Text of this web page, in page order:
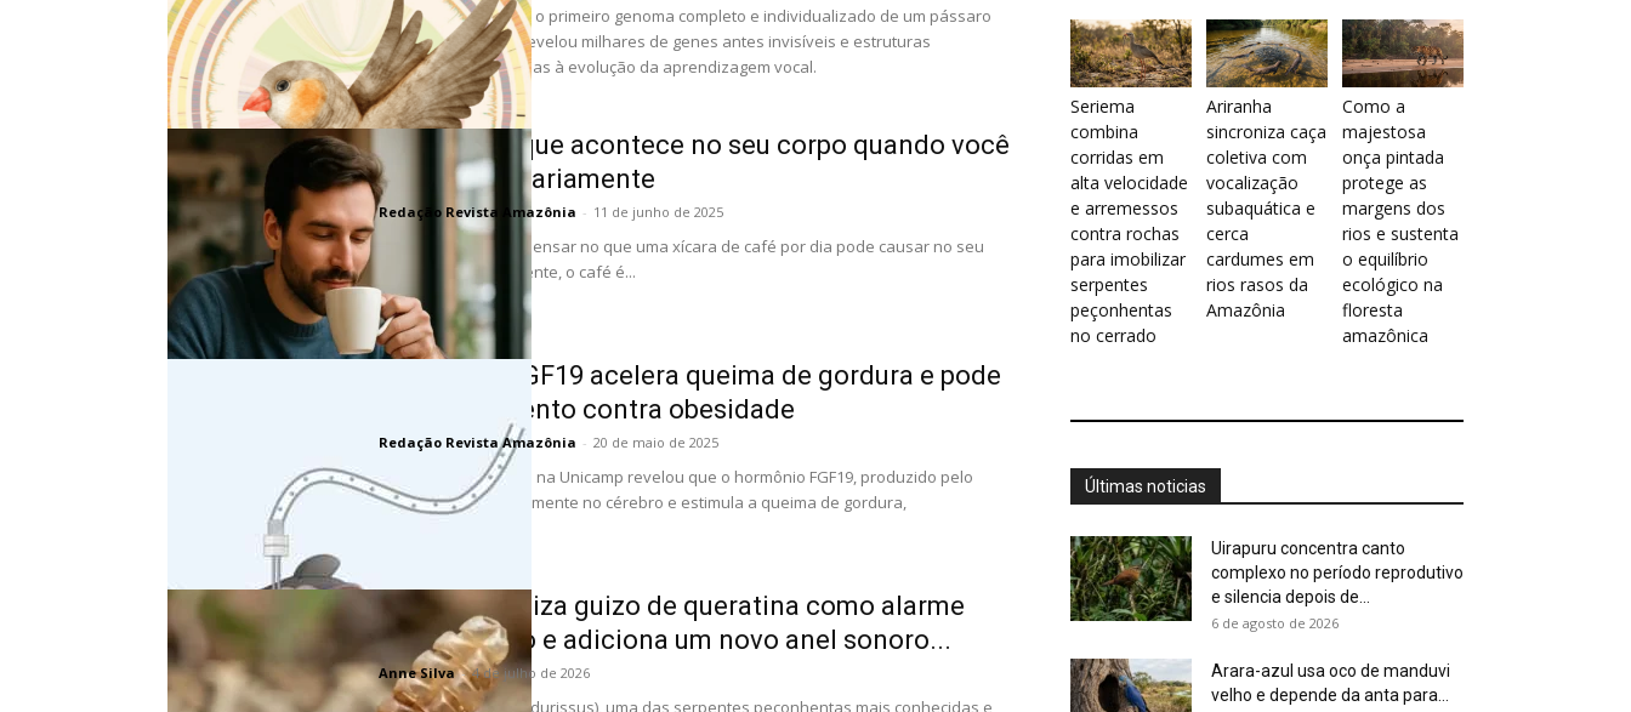
Cientistas montaram o primeiro genoma completo e individualizado de um pássaro
canoro. O trabalho revelou milhares de genes antes invisíveis e estruturas
cromossômicas ligadas à evolução da aprendizagem vocal.
Descubra o que acontece no seu corpo quando você
toma café diariamente
Redação Revista Amazônia - 11 de junho de 2025
Você já parou para pensar no que uma xícara de café por dia pode causar no seu
corpo? Para muita gente, o café é...
Hormônio FGF19 acelera queima de gordura e pode
virar tratamento contra obesidade
Redação Revista Amazônia - 20 de maio de 2025
Um estudo realizado na Unicamp revelou que o hormônio FGF19, produzido pelo
intestino, atua diretamente no cérebro e estimula a queima de gordura,
Cascavel utiliza guizo de queratina como alarme
aposemático e adiciona um novo anel sonoro...
Anne Silva - 4 de julho de 2026
A cascavel (Crotalus durissus), uma das serpentes peçonhentas mais conhecidas e
Seriema
combina
corridas em
alta velocidade
e arremessos
contra rochas
para imobilizar
serpentes
peçonhentas
no cerrado
Ariranha
sincroniza caça
coletiva com
vocalização
subaquática e
cerca
cardumes em
rios rasos da
Amazônia
Como a
majestosa
onça pintada
protege as
margens dos
rios e sustenta
o equilíbrio
ecológico na
floresta
amazônica
Últimas noticias
Uirapuru concentra canto
complexo no período reprodutivo
e silencia depois de...
6 de agosto de 2026
Arara-azul usa oco de manduvi
velho e depende da anta para...